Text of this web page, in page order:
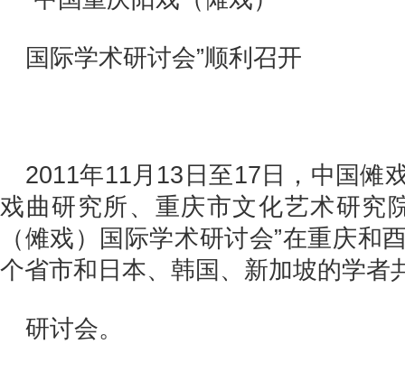
国际学术研讨会”顺利召开
2011年11月13日至17日，中国傩
戏曲研究所、重庆市文化艺术研究
（傩戏）国际学术研讨会”在重庆和
个省市和日本、韩国、新加坡的学者
研讨会。